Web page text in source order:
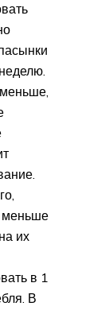
меньше
их
в 1
В